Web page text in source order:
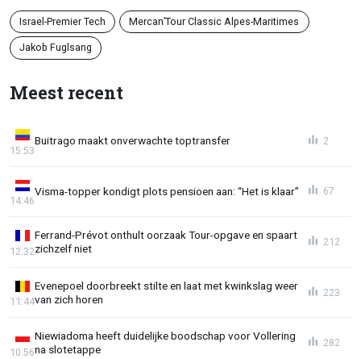
Israel-Premier Tech Mercan’Tour Classic Alpes-Maritimes
Jakob Fuglsang
Meest recent
Buitrago maakt onverwachte toptransfer
15:53
2
Visma-topper kondigt plots pensioen aan: “Het is klaar”
14:46
67
Ferrand-Prévot onthult oorzaak Tour-opgave en spaart
zichzelf niet
12:32
212
Evenepoel doorbreekt stilte en laat met kwinkslag weer
van zich horen
11:44
223
Niewiadoma heeft duidelijke boodschap voor Vollering
na slotetappe
10:56
282